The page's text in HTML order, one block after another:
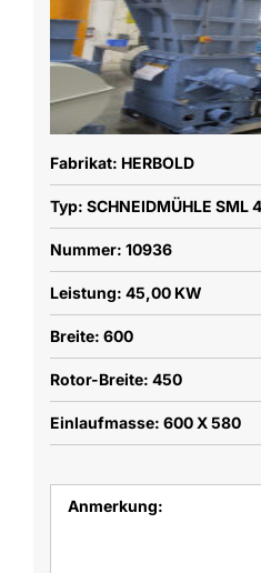
Fabrikat: HERBOLD
Typ: SCHNEIDMÜHLE
Nummer: 10936
Leistung: 45,00 KW
Breite: 600
Rotor-Breite: 450
Einlaufmasse: 600 X 580
Anmerkung: